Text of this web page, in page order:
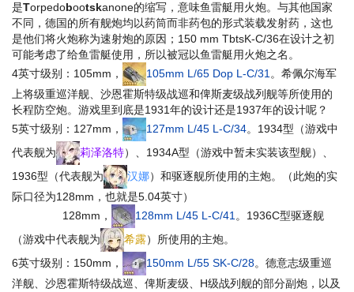
是Torpedobootskanone的缩写，意味鱼雷艇用火炮。与其他国家
不同，德国的所有舰炮均以药筒而非药包的形式装载发射药，这也
是他们将火炮称为速射炮的原因；150 mm TbtsK-C/36在设计之初
可能考虑了给鱼雷艇使用，所以被冠以鱼雷艇用火炮之名。
4英寸级别：105mm，
105mm L/65 Dop L-C/31 。希佩尔海军
上将级重巡洋舰、沙恩霍斯特级战巡和俾斯麦级战列舰等所使用的
长程防空炮。 游戏里到底是1931年的设计还是1937年的设计呢？
5英寸级别：127mm，
127mm L/45 L-C/34。1934型（游戏中
代表舰为
莉泽洛特）、1934A型（游戏中暂未实装该型舰）、
1936型（代表舰为
汉娜）和驱逐舰所使用的主炮。（此炮的实
际口径为128mm，也就是5.04英寸）
128mm，
128mm L/45 L-C/41 。1936C型驱逐舰
（游戏中代表舰为
希露）所使用的主炮。
6英寸级别：150mm，
150mm L/55 SK-C/28。德意志级重巡
洋舰、沙恩霍斯特级战巡、俾斯麦级、H级战列舰的部分副炮，以及